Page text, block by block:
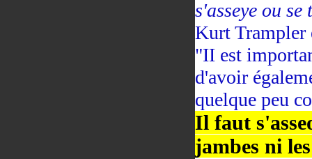
s'asseye ou
Kurt Trampler
"II est
d'avoir
quelque peu
Il faut
jambes ni